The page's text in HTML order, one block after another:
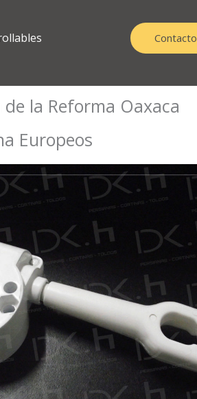
Contacto
la Reforma Oaxaca
Europeos